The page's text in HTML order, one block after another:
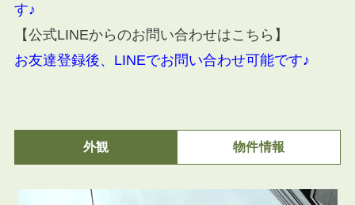
す♪
【公式LINEからのお問い合わせはこちら】
お友達登録後、LINEでお問い合わせ可能です♪
外観 物件情報